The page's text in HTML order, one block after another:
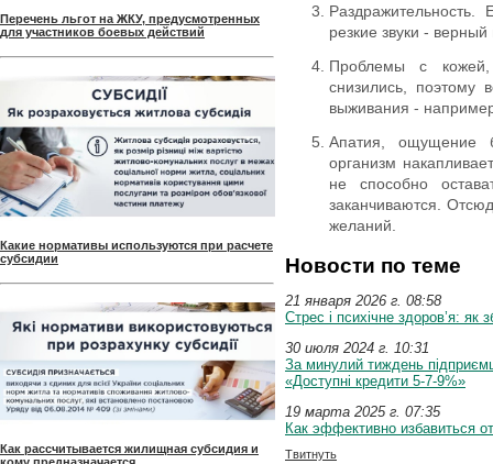
Перечень льгот на ЖКУ, предусмотренных
для участников боевых действий
Какие нормативы используются при расчете
субсидии
Как рассчитывается жилищная субсидия и
резкие звуки -
Проблемы с
снизились, поэтому
выживания -
Апатия, ощущение
организм
не способно
заканчиваются.
желаний.
Новости по теме
21 января 2026 г. 08:58
Стрес і психічне здоров’я: як
30 июля 2024 г. 10:31
За минулий тиждень
«Доступні кредити 5-7-9%»
19 марта 2025 г. 07:35
Как эффективно избавиться
Твитнуть